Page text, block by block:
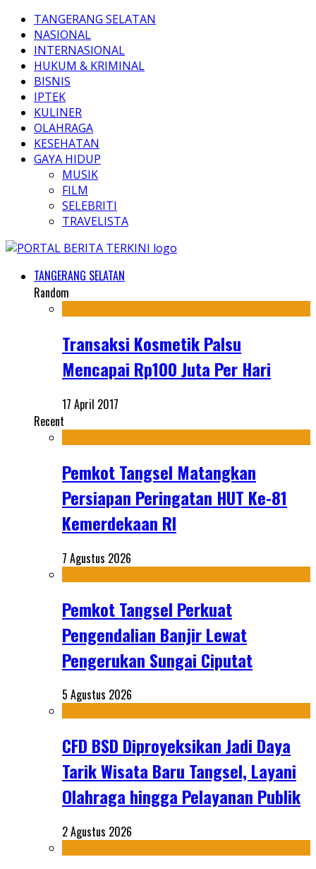
TANGERANG SELATAN
NASIONAL
INTERNASIONAL
HUKUM & KRIMINAL
BISNIS
IPTEK
KULINER
OLAHRAGA
KESEHATAN
GAYA HIDUP
MUSIK
FILM
SELEBRITI
TRAVELISTA
TANGERANG SELATAN
Random
Transaksi Kosmetik Palsu
Mencapai Rp100 Juta Per Hari
17 April 2017
Recent
Pemkot Tangsel Matangkan
Persiapan Peringatan HUT Ke-81
Kemerdekaan RI
7 Agustus 2026
Pemkot Tangsel Perkuat
Pengendalian Banjir Lewat
Pengerukan Sungai Ciputat
5 Agustus 2026
CFD BSD Diproyeksikan Jadi Daya
Tarik Wisata Baru Tangsel, Layani
Olahraga hingga Pelayanan Publik
2 Agustus 2026